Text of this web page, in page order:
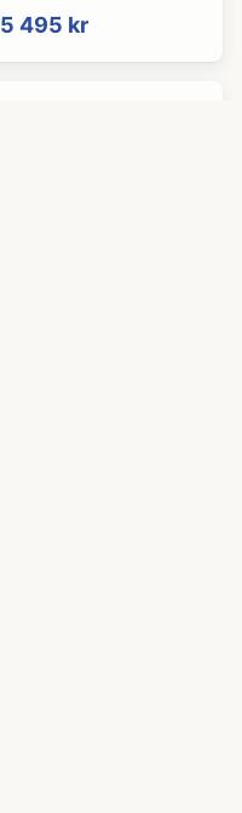
5 495 kr